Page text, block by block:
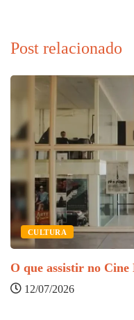
Post relacionado
CULTURA
O que assistir no Cine
12/07/2026